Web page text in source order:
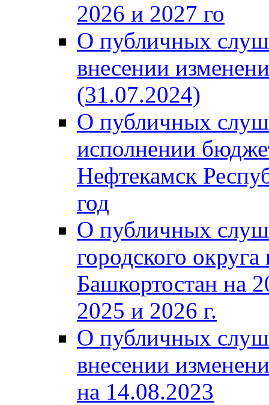
2026 и 2027 го
О публичных
внесении
(31.07.2024)
О публичных
исполнении
Нефтекамск
год
О публичных
городского
Башкортостан на
2025 и 2026 г.
О публичных
внесении
на 14.08.2023